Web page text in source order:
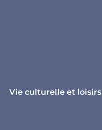
Vie culturelle et loisirs